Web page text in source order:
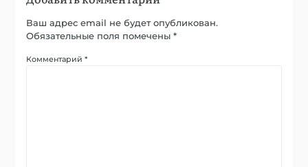
Ваш адрес email не будет опубликован.
Обязательные поля помечены*
Комментарий*